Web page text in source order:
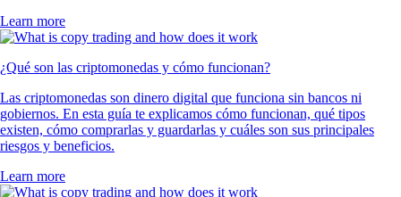
Learn more
¿Qué son las criptomonedas y cómo funcionan?
Las criptomonedas son dinero digital que funciona sin bancos ni
gobiernos. En esta guía te explicamos cómo funcionan, qué tipos
existen, cómo comprarlas y guardarlas y cuáles son sus principales
riesgos y beneficios.
Learn more